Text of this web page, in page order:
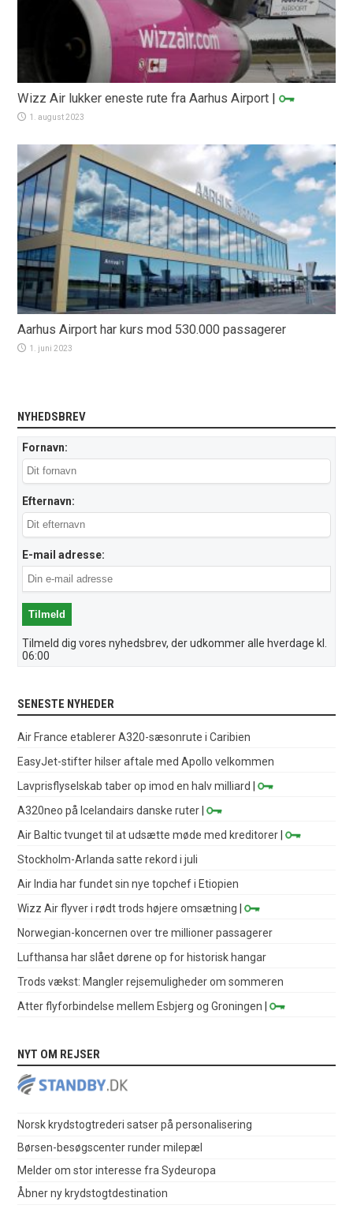
Wizz Air lukker eneste rute fra Aarhus Airport |
1. august 2023
Aarhus Airport har kurs mod 530.000 passagerer
1. juni 2023
NYHEDSBREV
Fornavn:
Efternavn:
E-mail adresse:
Tilmeld dig vores nyhedsbrev, der udkommer alle hverdage kl.
06:00
SENESTE NYHEDER
Air France etablerer A320-sæsonrute i Caribien
EasyJet-stifter hilser aftale med Apollo velkommen
Lavprisflyselskab taber op imod en halv milliard |
A320neo på Icelandairs danske ruter|
Air Baltic tvunget til at udsætte møde med kreditorer|
Stockholm-Arlanda satte rekord i juli
Air India har fundet sin nye topchef i Etiopien
Wizz Air flyver i rødt trods højere omsætning |
Norwegian-koncernen over tre millioner passagerer
Lufthansa har slået dørene op for historisk hangar
Trods vækst: Mangler rejsemuligheder om sommeren
Atter flyforbindelse mellem Esbjerg og Groningen |
NYT OM REJSER
Norsk krydstogtrederi satser på personalisering
Børsen-besøgscenter runder milepæl
Melder om stor interesse fra Sydeuropa
Åbner ny krydstogtdestination